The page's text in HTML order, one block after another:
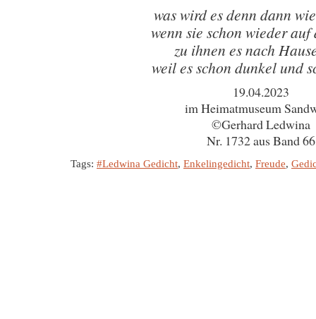
was wird es denn dann
wenn sie schon wieder auf
zu ihnen es nach
weil es schon dunkel und
19.04.2023
im Heimatmuseum
©Gerhard Ledwina
Nr. 1732 aus Band 66
Tags: #Ledwina Gedicht, Enkelingedicht, Freude,